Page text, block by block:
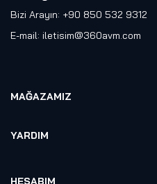
Bizi Arayın: +90 850 532 9312
E-mail: iletisim@360avm.com
MAĞAZAMIZ
VR Ready PC
Elektronik
YARDIM
HESABIM